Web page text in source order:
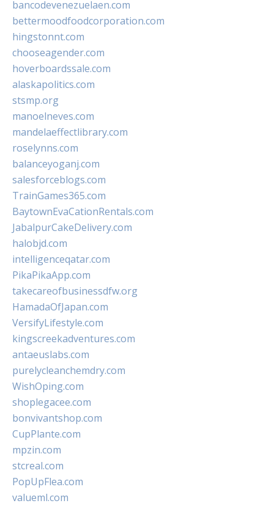
bancodevenezuelaen.com
bettermoodfoodcorporation.com
hingstonnt.com
chooseagender.com
hoverboardssale.com
alaskapolitics.com
stsmp.org
manoelneves.com
mandelaeffectlibrary.com
roselynns.com
balanceyoganj.com
salesforceblogs.com
TrainGames365.com
BaytownEvaCationRentals.com
JabalpurCakeDelivery.com
halobjd.com
intelligenceqatar.com
PikaPikaApp.com
takecareofbusinessdfw.org
HamadaOfJapan.com
VersifyLifestyle.com
kingscreekadventures.com
antaeuslabs.com
purelycleanchemdry.com
WishOping.com
shoplegacee.com
bonvivantshop.com
CupPlante.com
mpzin.com
stcreal.com
PopUpFlea.com
valueml.com